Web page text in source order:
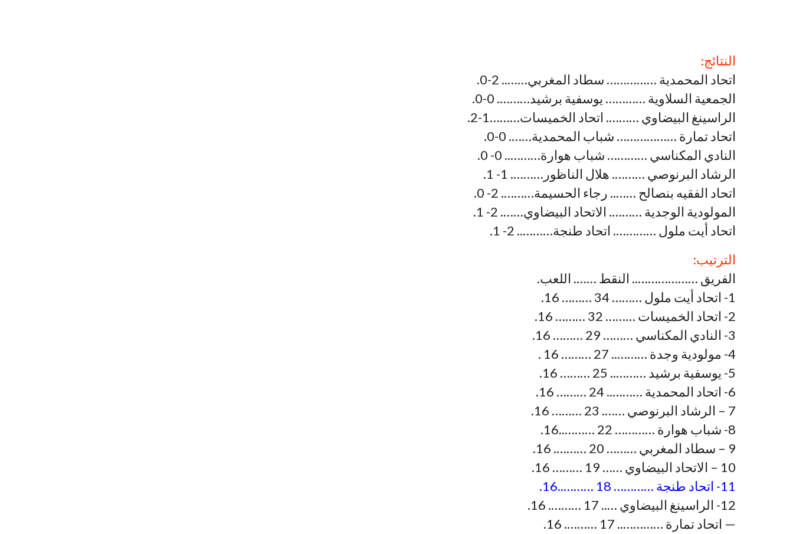
النتائج:
اتحاد المحمدية …………… سطاد المغربي…….. 2-0.
الجمعية السلاوية ………… يوسفية برشيد………. 0-0.
الراسينغ البيضاوي ………. اتحاد الخميسات………1-2.
اتحاد تمارة ……………… شباب المحمدية……. 0-0.
النادي المكناسي ………… شباب هوارة……….. 0- 0.
الرشاد البرنوصي ………. هلال الناظور………. 1- 1.
اتحاد الفقيه بنصالح …….. رجاء الحسيمة………. 2- 0.
المولودية الوجدية ………. الاتحاد البيضاوي……. 2- 1.
اتحاد أيت ملول …………. اتحاد طنجة……….. 2- 1.
الترتيب:
الفريق ……………….. النقط ……. اللعب.
1- اتحاد أيت ملول ……… 34 ……… 16.
2- اتحاد الخميسات ……… 32 ……… 16.
3- النادي المكناسي ……… 29 ……… 16.
4- مولودية وجدة ……….. 27 ……… 16 .
5- يوسفية برشيد ……….. 25 ……… 16.
6- اتحاد المحمدية ……….. 24 ……… 16.
7 – الرشاد البرنوصي ……. 23 ……… 16.
8- شباب هوارة ………… 22 ………..16.
9 – سطاد المغربي ……… 20 ………. 16.
10 – الاتحاد البيضاوي …… 19 ……… 16.
11- اتحاد طنجة ………… 18 ………..16.
12- الراسينغ البيضاوي ….. 17 ………. 16.
— اتحاد تمارة ………….. 17 ………. 16.